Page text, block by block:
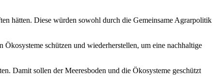
hätten. Diese würden sowohl durch die Gemeinsame Agrarpolitik
schützen und wiederherstellen, um eine nachhaltige
Damit sollen der Meeresboden und die Ökosysteme geschützt